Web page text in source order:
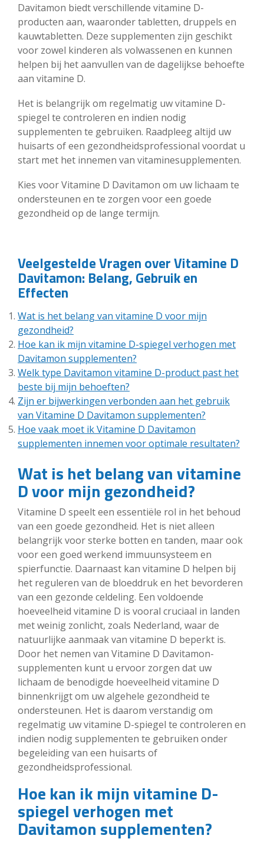
Davitamon biedt verschillende vitamine D-
producten aan, waaronder tabletten, druppels en
kauwtabletten. Deze supplementen zijn geschikt
voor zowel kinderen als volwassenen en kunnen
helpen bij het aanvullen van de dagelijkse behoefte
aan vitamine D.
Het is belangrijk om regelmatig uw vitamine D-
spiegel te controleren en indien nodig
supplementen te gebruiken. Raadpleeg altijd uw
huisarts of een gezondheidsprofessional voordat u
start met het innemen van vitaminesupplementen.
Kies voor Vitamine D Davitamon om uw lichaam te
ondersteunen en te zorgen voor een goede
gezondheid op de lange termijn.
Veelgestelde Vragen over Vitamine D
Davitamon: Belang, Gebruik en
Effecten
Wat is het belang van vitamine D voor mijn
gezondheid?
Hoe kan ik mijn vitamine D-spiegel verhogen met
Davitamon supplementen?
Welk type Davitamon vitamine D-product past het
beste bij mijn behoeften?
Zijn er bijwerkingen verbonden aan het gebruik
van Vitamine D Davitamon supplementen?
Hoe vaak moet ik Vitamine D Davitamon
supplementen innemen voor optimale resultaten?
Wat is het belang van vitamine
D voor mijn gezondheid?
Vitamine D speelt een essentiële rol in het behoud
van een goede gezondheid. Het is niet alleen
belangrijk voor sterke botten en tanden, maar ook
voor een goed werkend immuunsysteem en
spierfunctie. Daarnaast kan vitamine D helpen bij
het reguleren van de bloeddruk en het bevorderen
van een gezonde celdeling. Een voldoende
hoeveelheid vitamine D is vooral cruciaal in landen
met weinig zonlicht, zoals Nederland, waar de
natuurlijke aanmaak van vitamine D beperkt is.
Door het nemen van Vitamine D Davitamon-
supplementen kunt u ervoor zorgen dat uw
lichaam de benodigde hoeveelheid vitamine D
binnenkrijgt om uw algehele gezondheid te
ondersteunen. Het is daarom verstandig om
regelmatig uw vitamine D-spiegel te controleren en
indien nodig supplementen te gebruiken onder
begeleiding van een huisarts of
gezondheidsprofessional.
Hoe kan ik mijn vitamine D-
spiegel verhogen met
Davitamon supplementen?